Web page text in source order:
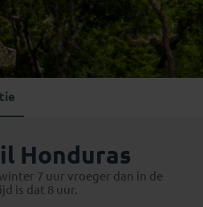
Honduras
7 uur vroeger dan in de
is dat 8 uur.